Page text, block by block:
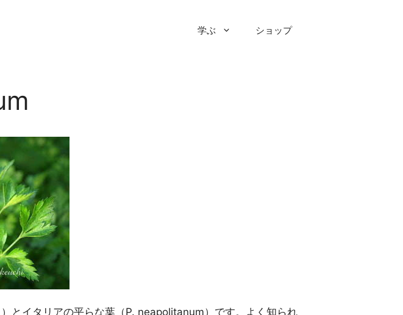
学ぶ ショップ
とイタリアの平らな葉（P. neapolitanum）です。よく知られ